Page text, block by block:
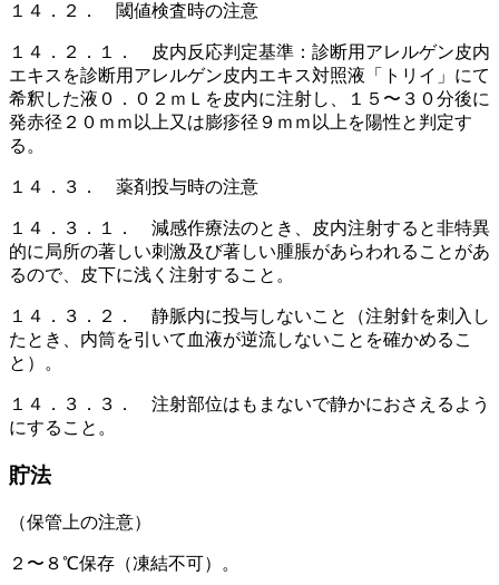
１４．２． 閾値検査時の注意
１４．２．１． 皮内反応判定基準：診断用アレルゲン皮内
エキスを診断用アレルゲン皮内エキス対照液「トリイ」にて
希釈した液０．０２ｍＬを皮内に注射し、１５〜３０分後に
発赤径２０ｍｍ以上又は膨疹径９ｍｍ以上を陽性と判定す
る。
１４．３． 薬剤投与時の注意
１４．３．１． 減感作療法のとき、皮内注射すると非特異
的に局所の著しい刺激及び著しい腫脹があらわれることがあ
るので、皮下に浅く注射すること。
１４．３．２． 静脈内に投与しないこと（注射針を刺入し
たとき、内筒を引いて血液が逆流しないことを確かめるこ
と）。
１４．３．３． 注射部位はもまないで静かにおさえるよう
にすること。
貯法
（保管上の注意）
２〜８℃保存（凍結不可）。